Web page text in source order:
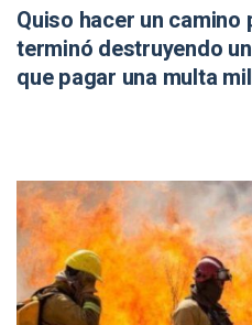
Quiso hacer un
terminó destruyendo
que pagar una multa